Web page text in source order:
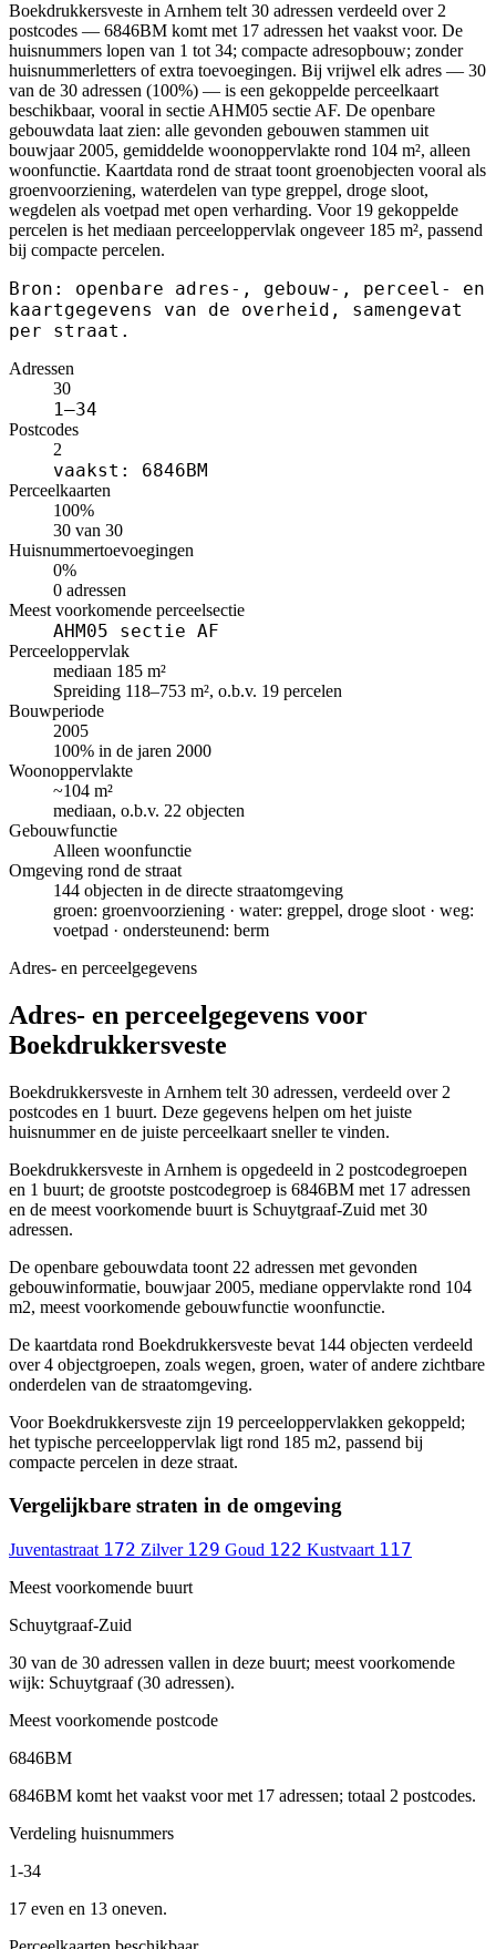
Boekdrukkersveste in Arnhem telt 30 adressen verdeeld over 2
postcodes — 6846BM komt met 17 adressen het vaakst voor. De
huisnummers lopen van 1 tot 34; compacte adresopbouw; zonder
huisnummerletters of extra toevoegingen. Bij vrijwel elk adres — 30
van de 30 adressen (100%) — is een gekoppelde perceelkaart
beschikbaar, vooral in sectie AHM05 sectie AF. De openbare
gebouwdata laat zien: alle gevonden gebouwen stammen uit
bouwjaar 2005, gemiddelde woonoppervlakte rond 104 m², alleen
woonfunctie. Kaartdata rond de straat toont groenobjecten vooral als
groenvoorziening, waterdelen van type greppel, droge sloot,
wegdelen als voetpad met open verharding. Voor 19 gekoppelde
percelen is het mediaan perceeloppervlak ongeveer 185 m², passend
bij compacte percelen.
Bron: openbare adres-, gebouw-, perceel- en
kaartgegevens van de overheid, samengevat
per straat.
Adressen
30
1–34
Postcodes
2
vaakst: 6846BM
Perceelkaarten
100%
30 van 30
Huisnummertoevoegingen
0%
0 adressen
Meest voorkomende perceelsectie
AHM05 sectie AF
Perceeloppervlak
mediaan 185 m²
Spreiding 118–753 m², o.b.v. 19 percelen
Bouwperiode
2005
100% in de jaren 2000
Woonoppervlakte
~104 m²
mediaan, o.b.v. 22 objecten
Gebouwfunctie
Alleen woonfunctie
Omgeving rond de straat
144 objecten in de directe straatomgeving
groen: groenvoorziening · water: greppel, droge sloot · weg:
voetpad · ondersteunend: berm
Adres- en perceelgegevens
Adres- en perceelgegevens voor
Boekdrukkersveste
Boekdrukkersveste in Arnhem telt 30 adressen, verdeeld over 2
postcodes en 1 buurt. Deze gegevens helpen om het juiste
huisnummer en de juiste perceelkaart sneller te vinden.
Boekdrukkersveste in Arnhem is opgedeeld in 2 postcodegroepen
en 1 buurt; de grootste postcodegroep is 6846BM met 17 adressen
en de meest voorkomende buurt is Schuytgraaf-Zuid met 30
adressen.
De openbare gebouwdata toont 22 adressen met gevonden
gebouwinformatie, bouwjaar 2005, mediane oppervlakte rond 104
m2, meest voorkomende gebouwfunctie woonfunctie.
De kaartdata rond Boekdrukkersveste bevat 144 objecten verdeeld
over 4 objectgroepen, zoals wegen, groen, water of andere zichtbare
onderdelen van de straatomgeving.
Voor Boekdrukkersveste zijn 19 perceeloppervlakken gekoppeld;
het typische perceeloppervlak ligt rond 185 m2, passend bij
compacte percelen in deze straat.
Vergelijkbare straten in de omgeving
Juventastraat 172 Zilver 129 Goud 122 Kustvaart 117
Meest voorkomende buurt
Schuytgraaf-Zuid
30 van de 30 adressen vallen in deze buurt; meest voorkomende
wijk: Schuytgraaf (30 adressen).
Meest voorkomende postcode
6846BM
6846BM komt het vaakst voor met 17 adressen; totaal 2 postcodes.
Verdeling huisnummers
1-34
17 even en 13 oneven.